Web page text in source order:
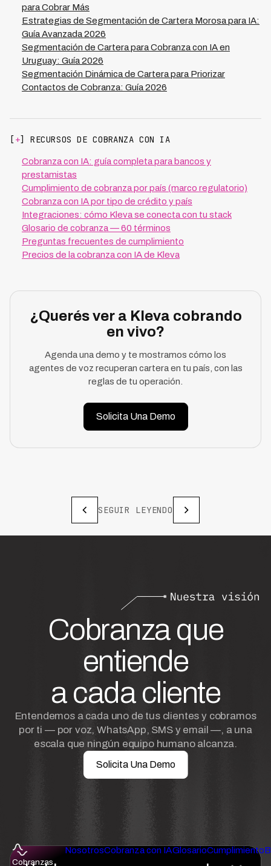
para Cobrar Más
Estrategias de Segmentación de Cartera Morosa para IA:
Guía Avanzada 2026
Segmentación de Cartera para Cobranza con IA en
Uruguay: Guía 2026
Segmentación Dinámica de Cartera para Priorizar
Contactos de Cobranza: Guía 2026
[+] RECURSOS DE COBRANZA CON IA
Cobranza con IA: guía completa para bancos y
prestamistas
Cumplimiento de cobranza por país (marco regulatorio)
Cobranza con IA por tipo de crédito y país
Integraciones: cómo Kleva se conecta con tu stack
Glosario de cobranza — 60 términos
Preguntas frecuentes de cumplimiento
Precios de la cobranza con IA de Kleva
¿Querés ver a Kleva cobrando
en vivo?
Agenda una demo y te mostramos cómo los
agentes de voz recuperan cartera en tu país, con las
reglas de tu operación.
Solicita Una Demo
SEGUIR LEYENDO
Cobranza que
entiende
a cada cliente
Entendemos a cada uno de tus clientes y cobramos
por ti — por voz, WhatsApp, SMS y email —, a una
escala que ningún equipo humano alcanza.
Solicita Una Demo
Cobranzas
NosotrosCobranza con IAGlosarioCumplimiento